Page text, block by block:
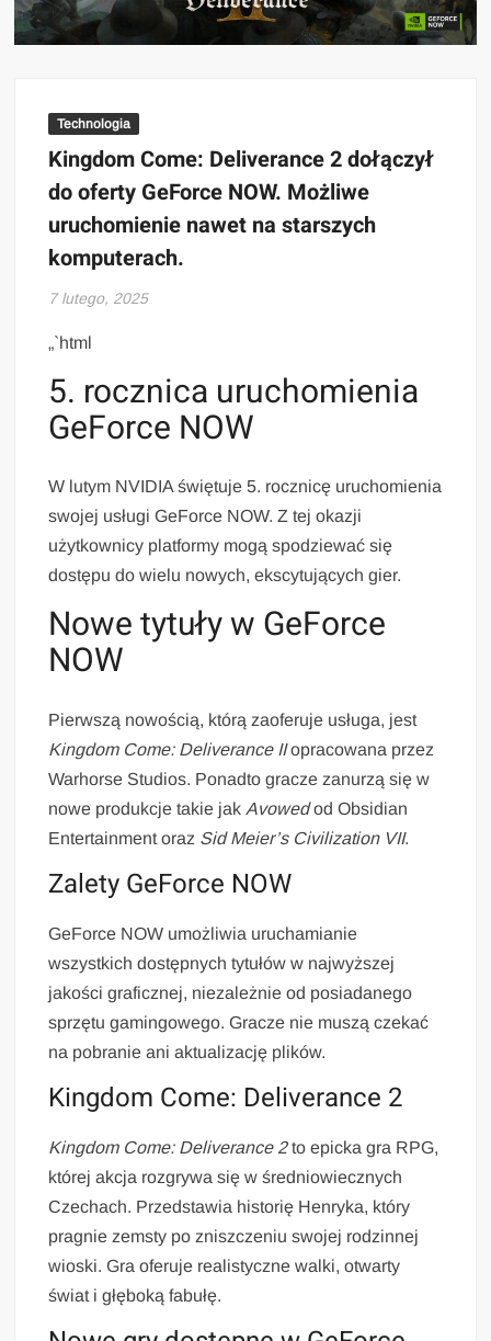
Technologia
Kingdom Come: Deliverance 2 dołączył
do oferty GeForce NOW. Możliwe
uruchomienie nawet na starszych
komputerach.
7 lutego, 2025
„`html
5. rocznica uruchomienia
GeForce NOW
W lutym NVIDIA świętuje 5. rocznicę uruchomienia
swojej usługi GeForce NOW. Z tej okazji
użytkownicy platformy mogą spodziewać się
dostępu do wielu nowych, ekscytujących gier.
Nowe tytuły w GeForce
NOW
Pierwszą nowością, którą zaoferuje usługa, jest
Kingdom Come: Deliverance IIopracowana przez
Warhorse Studios. Ponadto gracze zanurzą się w
nowe produkcje takie jak Avowedod Obsidian
Entertainment oraz Sid Meier’s Civilization VII.
Zalety GeForce NOW
GeForce NOW umożliwia uruchamianie
wszystkich dostępnych tytułów w najwyższej
jakości graficznej, niezależnie od posiadanego
sprzętu gamingowego. Gracze nie muszą czekać
na pobranie ani aktualizację plików.
Kingdom Come: Deliverance 2
Kingdom Come: Deliverance 2to epicka gra RPG,
której akcja rozgrywa się w średniowiecznych
Czechach. Przedstawia historię Henryka, który
pragnie zemsty po zniszczeniu swojej rodzinnej
wioski. Gra oferuje realistyczne walki, otwarty
świat i głęboką fabułę.